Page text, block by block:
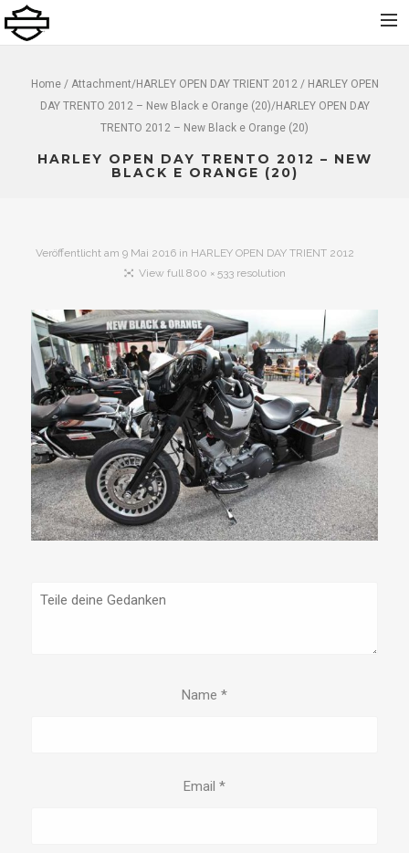
Über uns
Bekleidung und Zubehör
Dolomiti Chapter
Finance
Home/ Attachment/HARLEY OPEN DAY TRIENT 2012/ HARLEY OPEN
DAY TRENTO 2012 – New Black e Orange (20)/HARLEY OPEN DAY
TRENTO 2012 – New Black e Orange (20)
HARLEY OPEN DAY TRENTO 2012 – NEW
BLACK E ORANGE (20)
Veröffentlicht am9 Mai 2016 in HARLEY OPEN DAY TRIENT 2012
View full 800 × 533 resolution
Name *
Email *